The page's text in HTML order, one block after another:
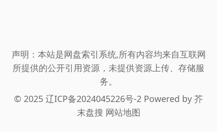
声明：本站是网盘索引系统,所有内容均来自互联网
所提供的公开引用资源，未提供资源上传、存储服
务。
© 2025 辽ICP备2024045226号-2 Powered by 芥
末盘搜 网站地图